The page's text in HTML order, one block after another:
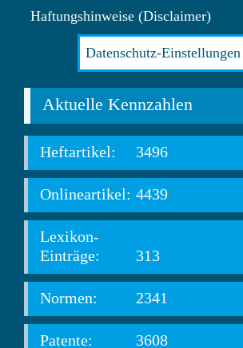
Haftungshinweise (Disclaimer)
Datenschutz-Einstellungen
Aktuelle Kennzahlen
Heftartikel: 3496
Onlineartikel: 4439
Lexikon-
Einträge:
313
Normen: 2341
Patente: 3608